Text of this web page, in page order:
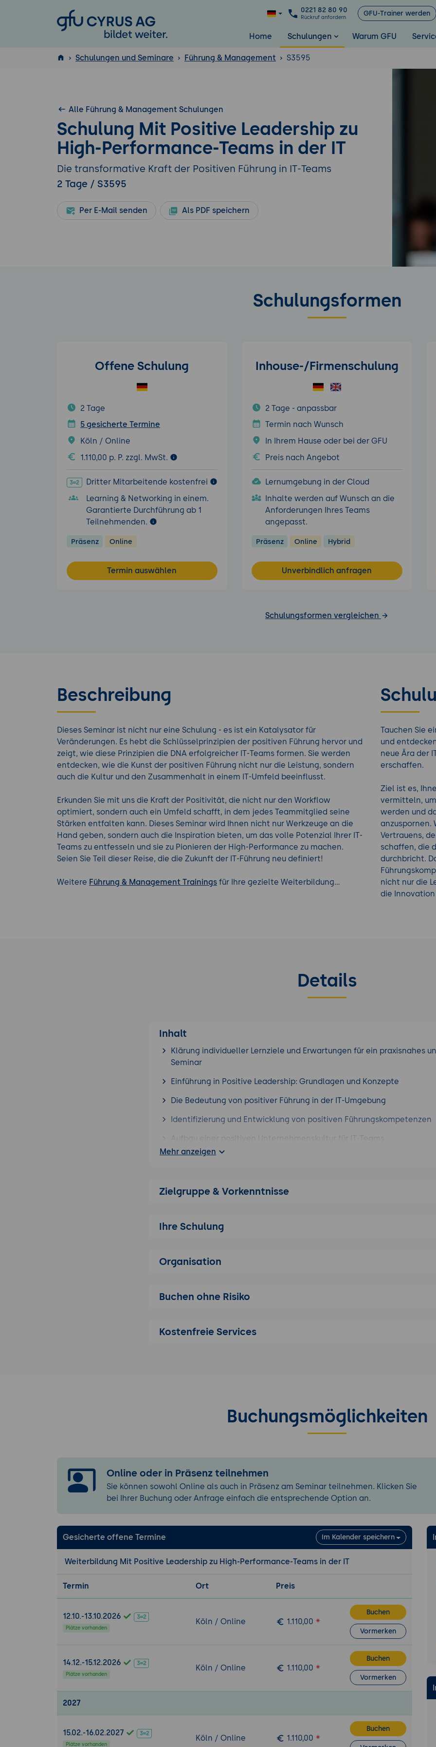
GFU Cyrus AG
0221 82 80 90
Rückruf anfordern GFU-Trainer werden
Home Schulungen Warum GFU
ISTQB
Schulungen und Seminare Führung & Management S3595
Alle Führung & Management Schulungen
Schulung Mit Positive Leadership zu
High-Performance-Teams in der IT
Die transformative Kraft der Positiven Führung in IT-Teams
2 Tage / S3595
Per E-Mail senden Als PDF speichern
Schulungsformen
Offene Schulung
2 Tage
5 gesicherte Termine
Köln / Online
1.110,00 p. P. zzgl. MwSt.
Dritter Mitarbeitende kostenfrei
Learning & Networking in einem.
Garantierte Durchführung ab 1
Teilnehmenden.
Präsenz Online
Termin auswählen
Inhouse-/Firmenschulung
2 Tage - anpassbar
Termin nach Wunsch
In Ihrem Hause oder bei der GFU
Preis nach Angebot
Lernumgebung in der Cloud
Inhalte werden auf Wunsch an die
Anforderungen Ihres Teams
angepasst.
Präsenz Online Hybrid
Unverbindlich anfragen
Schulungsformen vergleichen
Beschreibung
Dieses Seminar ist nicht nur eine Schulung - es ist ein Katalysator für
Veränderungen. Es hebt die Schlüsselprinzipien der positiven Führung hervor und
zeigt, wie diese Prinzipien die DNA erfolgreicher IT-Teams formen. Sie werden
entdecken, wie die Kunst der positiven Führung nicht nur die Leistung, sondern
auch die Kultur und den Zusammenhalt in einem IT-Umfeld beeinflusst.
Erkunden Sie mit uns die Kraft der Positivität, die nicht nur den Workflow
optimiert, sondern auch ein Umfeld schafft, in dem jedes Teammitglied seine
Stärken entfalten kann. Dieses Seminar wird Ihnen nicht nur Werkzeuge an die
Hand geben, sondern auch die Inspiration bieten, um das volle Potenzial Ihrer IT-
Teams zu entfesseln und sie zu Pionieren der High-Performance zu machen.
Seien Sie Teil dieser Reise, die die Zukunft der IT-Führung neu definiert!
Weitere Führung & Management Trainings für Ihre gezielte Weiterbildung...
Tauchen Sie
und
neue Ära der
erschaffen.
Ziel ist es,
vermitteln,
werden und
anzuspornen.
Vertrauens,
schaffen, die
durchbricht.
nicht nur die
die
Details
Inhalt
Klärung individueller Lernziele und Erwartungen für ein praxisnahes
Seminar
Einführung in Positive Leadership: Grundlagen und Konzepte
Die Bedeutung von positiver Führung in der IT-Umgebung
Identifizierung und Entwicklung von positiven Führungskompetenzen
Aufbau einer positiven Unternehmenskultur für IT-Teams
Empathie und emotionale Intelligenz in der IT-Führung
Inspirierende Kommunikationstechniken für Führungskräfte in der IT
Förderung von Innovation und Kreativität durch Positive Leadership
Mehr anzeigen
Zielgruppe & Vorkenntnisse
Ihre Schulung
Organisation
Buchen ohne Risiko
Kostenfreie Services
Buchungsmöglichkeiten
Online oder in Präsenz teilnehmen
Sie können sowohl Online als auch in Präsenz am Seminar teilnehmen. Klicken Sie
bei Ihrer Buchung oder Anfrage einfach die entsprechende Option an.
Gesicherte offene Termine Im Kalender speichern
Weiterbildung Mit Positive Leadership zu High-Performance-Teams in der IT
Termin Ort Preis
12.10.-13.10.2026
Plätze vorhanden
Köln / Online 1.110,00
Buchen
Vormerken
14.12.-15.12.2026
Plätze vorhanden
Köln / Online 1.110,00
Buchen
Vormerken
2027
15.02.-16.02.2027
Plätze vorhanden
Köln / Online 1.110,00
Buchen